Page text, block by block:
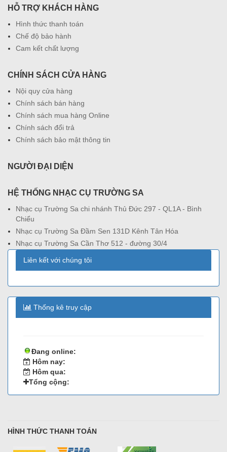
HỖ TRỢ KHÁCH HÀNG
Hình thức thanh toán
Chế độ bảo hành
Cam kết chất lượng
CHÍNH SÁCH CỬA HÀNG
Nội quy cửa hàng
Chính sách bán hàng
Chính sách mua hàng Online
Chính sách đổi trả
Chính sách bảo mật thông tin
NGƯỜI ĐẠI DIỆN
HỆ THỐNG NHẠC CỤ TRƯỜNG SA
Nhạc cụ Trường Sa chi nhánh Thủ Đức 297 - QL1A - Bình
Chiểu
Nhạc cụ Trường Sa Đầm Sen 131D Kênh Tân Hóa
Nhạc cụ Trường Sa Cần Thơ 512 - đường 30/4
Liên kết với chúng tôi
Thống kê truy cập
Đang online:
Hôm nay:
Hôm qua:
Tổng cộng:
HÌNH THỨC THANH TOÁN